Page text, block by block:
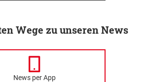
Wege zu unseren News
News per App